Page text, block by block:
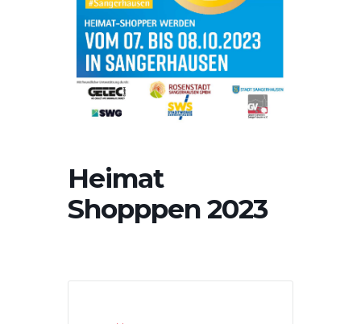
Heimat
Shopppen 2023